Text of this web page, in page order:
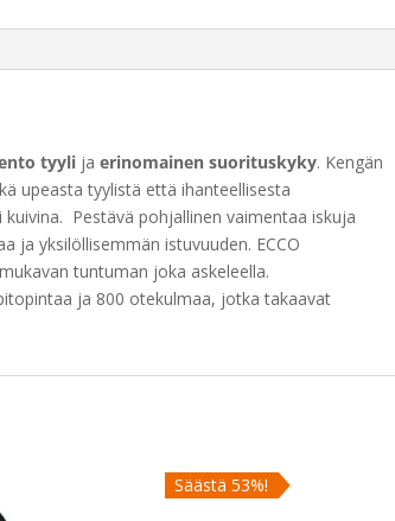
v
e
tyyli jaerinomainen suorituskyky. Kengän
upeasta tyylistä että ihanteellisesta
kuivina. Pestävä pohjallinen vaimentaa iskuja
ja yksilöllisemmän istuvuuden. ECCO
tuntuman joka askeleella.
ja 800 otekulmaa, jotka takaavat
Säästä 53%!